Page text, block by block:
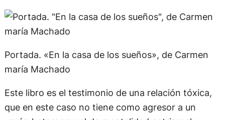
Portada. «En la casa de los sueños», de Carmen
maría Machado
Este libro es el testimonio de una relación tóxica,
que en este caso no tiene como agresor a un